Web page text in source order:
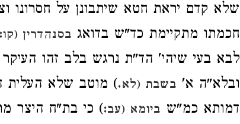
שלא קדם יראת חטא שיתבונן על חסרונו
חכמתו מתקיימת כד"ש בדואג בסנהדרין (קו:
לבא בעי שיהי' ‏הד"ת נרגש בלב זהו
ובלא"ה א' בשבת (לא.) מוטב שלא ‏העלית
דמותא כמ"ש ביומא (עב:) כי בת"ח היצר